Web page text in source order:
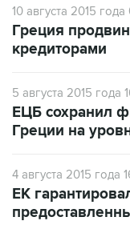
10 августа 2015
Греция
кредиторами
5 августа 2015 года
ЕЦБ сохранил
Греции на
4 августа 2015 года
ЕК